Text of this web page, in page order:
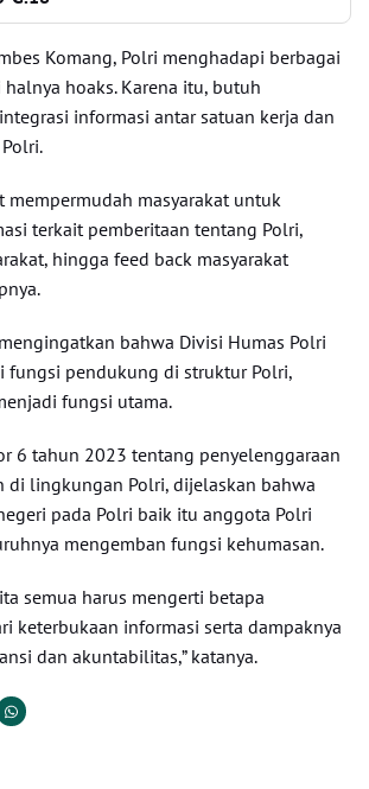
Komang, Polri menghadapi berbagai
hoaks. Karena itu, butuh
informasi antar satuan kerja dan
mempermudah masyarakat untuk
terkait pemberitaan tentang Polri,
hingga feed back masyarakat
bahwa Divisi Humas Polri
fungsi pendukung di struktur Polri,
fungsi utama.
6 tahun 2023 tentang penyelenggaraan
di lingkungan Polri, dijelaskan bahwa
pada Polri baik itu anggota Polri
mengemban fungsi kehumasan.
semua harus mengerti betapa
keterbukaan informasi serta dampaknya
dan akuntabilitas,” katanya.